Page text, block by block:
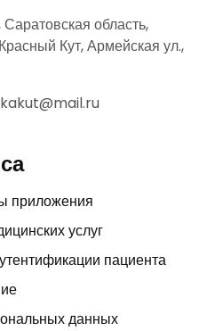
область,
Кут, Армейская ул.,
приложения
услуг
пациента
данных